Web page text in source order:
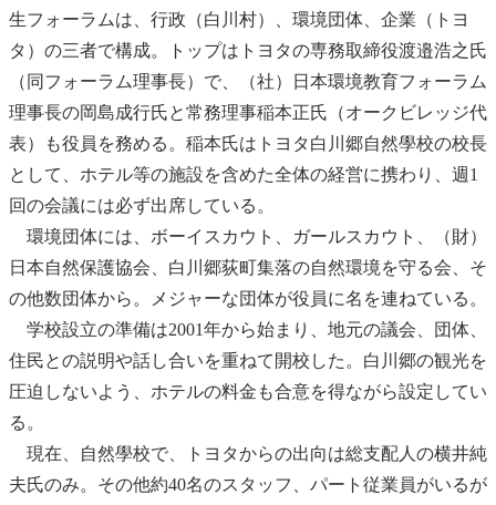
生フォーラムは、行政（白川村）、環境団体、企業（トヨ
タ）の三者で構成。トップはトヨタの専務取締役渡邉浩之氏
（同フォーラム理事長）で、（社）日本環境教育フォーラム
理事長の岡島成行氏と常務理事稲本正氏（オークビレッジ代
表）も役員を務める。稲本氏はトヨタ白川郷自然學校の校長
として、ホテル等の施設を含めた全体の経営に携わり、週1
回の会議には必ず出席している。
環境団体には、ボーイスカウト、ガールスカウト、（財）
日本自然保護協会、白川郷荻町集落の自然環境を守る会、そ
の他数団体から。メジャーな団体が役員に名を連ねている。
学校設立の準備は2001年から始まり、地元の議会、団体、
住民との説明や話し合いを重ねて開校した。白川郷の観光を
圧迫しないよう、ホテルの料金も合意を得ながら設定してい
る。
現在、自然學校で、トヨタからの出向は総支配人の横井純
夫氏のみ。その他約40名のスタッフ、パート従業員がいるが